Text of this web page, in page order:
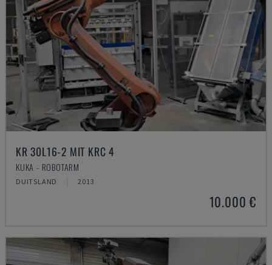
KR 30L16-2 MIT KRC 4
KUKA - ROBOTARM
DUITSLAND 2013
10.000 €